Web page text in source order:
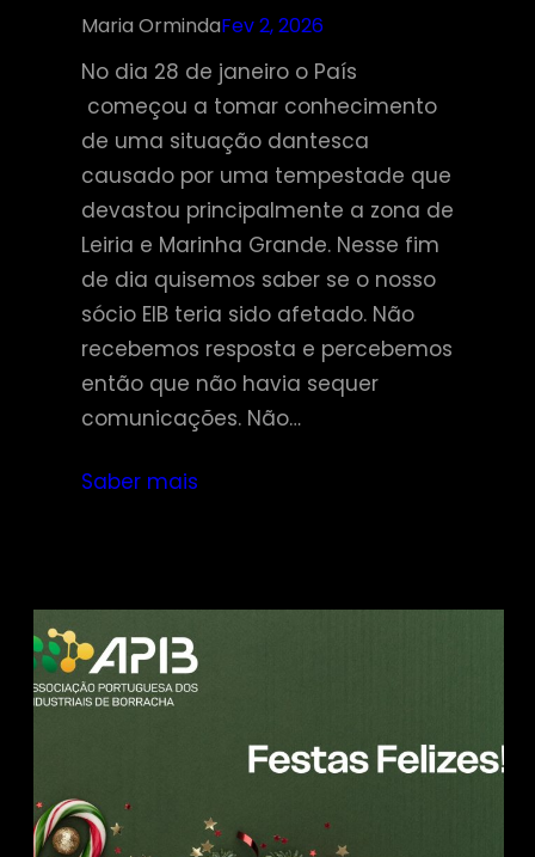
Maria OrmindaFev 2, 2026
No dia 28 de janeiro o País
começou a tomar conhecimento
de uma situação dantesca
causado por uma tempestade que
devastou principalmente a zona de
Leiria e Marinha Grande. Nesse fim
de dia quisemos saber se o nosso
sócio EIB teria sido afetado. Não
recebemos resposta e percebemos
então que não havia sequer
comunicações. Não…
Saber mais